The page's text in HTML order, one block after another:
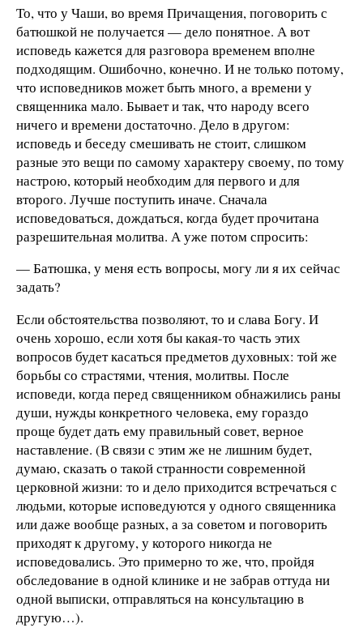
То, что у Чаши, во время Причащения, поговорить с
батюшкой не получается — дело понятное. А вот
исповедь кажется для разговора временем вполне
подходящим. Ошибочно, конечно. И не только потому,
что исповедников может быть много, а времени у
священника мало. Бывает и так, что народу всего
ничего и времени достаточно. Дело в другом:
исповедь и беседу смешивать не стоит, слишком
разные это вещи по самому характеру своему, по тому
настрою, который необходим для первого и для
второго. Лучше поступить иначе. Сначала
исповедоваться, дождаться, когда будет прочитана
разрешительная молитва. А уже потом спросить:
— Батюшка, у меня есть вопросы, могу ли я их сейчас
задать?
Если обстоятельства позволяют, то и слава Богу. И
очень хорошо, если хотя бы какая-то часть этих
вопросов будет касаться предметов духовных: той же
борьбы со страстями, чтения, молитвы. После
исповеди, когда перед священником обнажились раны
души, нужды конкретного человека, ему гораздо
проще будет дать ему правильный совет, верное
наставление. (В связи с этим же не лишним будет,
думаю, сказать о такой странности современной
церковной жизни: то и дело приходится встречаться с
людьми, которые исповедуются у одного священника
или даже вообще разных, а за советом и поговорить
приходят к другому, у которого никогда не
исповедовались. Это примерно то же, что, пройдя
обследование в одной клинике и не забрав оттуда ни
одной выписки, отправляться на консультацию в
другую…).